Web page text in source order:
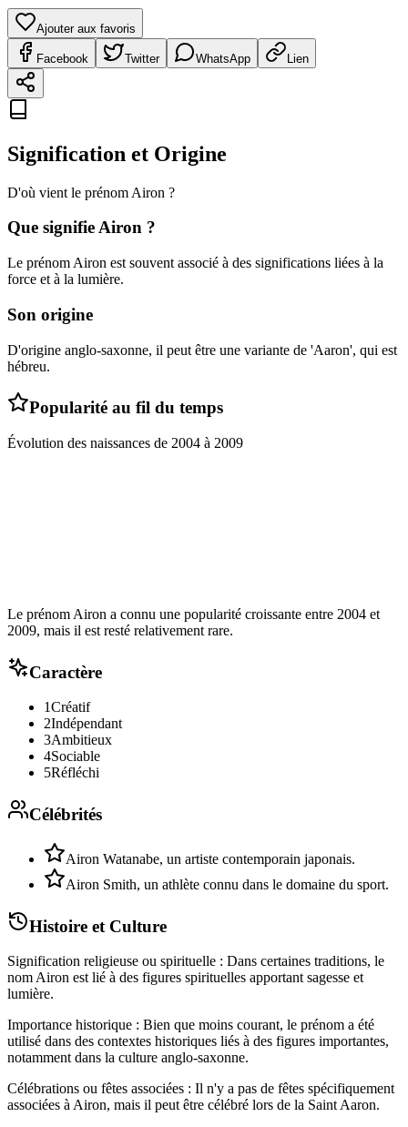
Ajouter aux favoris
Facebook Twitter WhatsApp Lien
Signification et Origine
D'où vient le prénom Airon ?
Que signifieAiron ?
Le prénom Airon est souvent associé à des significations liées à la
force et à la lumière.
Son origine
D'origine anglo-saxonne, il peut être une variante de 'Aaron', qui est
hébreu.
Popularité au fil du temps
Évolution des naissances de 2004 à 2009
Le prénom Airon a connu une popularité croissante entre 2004 et
2009, mais il est resté relativement rare.
Caractère
1Créatif
2Indépendant
3Ambitieux
4Sociable
5Réfléchi
Célébrités
Airon Watanabe, un artiste contemporain japonais.
Airon Smith, un athlète connu dans le domaine du sport.
Histoire et Culture
Signification religieuse ou spirituelle : Dans certaines traditions, le
nom Airon est lié à des figures spirituelles apportant sagesse et
lumière.
Importance historique : Bien que moins courant, le prénom a été
utilisé dans des contextes historiques liés à des figures importantes,
notamment dans la culture anglo-saxonne.
Célébrations ou fêtes associées : Il n'y a pas de fêtes spécifiquement
associées à Airon, mais il peut être célébré lors de la Saint Aaron.